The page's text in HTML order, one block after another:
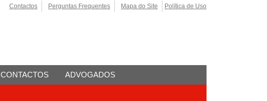
Contactos Perguntas Frequentes Mapa do Site Política de Uso
CONTACTOS ADVOGADOS